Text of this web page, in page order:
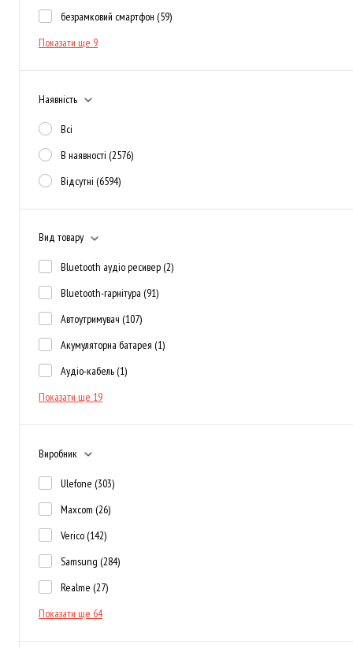
безрамковий смартфон (59)
Показати ще 9
Наявність
Всі
В наявності (2576)
Відсутні (6594)
Вид товару
Bluetooth аудіо ресивер (2)
Bluetooth-гарнітура (91)
Автоутримувач (107)
Акумуляторна батарея (1)
Аудіо-кабель (1)
Показати ще 19
Виробник
Ulefone (303)
Maxcom (26)
Verico (142)
Samsung (284)
Realme (27)
Показати ще 64